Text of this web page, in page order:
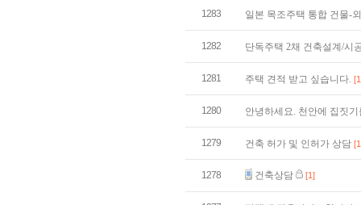
1283 일본 목조주택 통합 건물-
1282 단독주택 2채 건축설계/시
1281 주택 견적 받고 싶습니다.
1280 안녕하세요. 천안에 집짓
1279 건축 허가 및 인허가 상담
1278 건축상담 [1]